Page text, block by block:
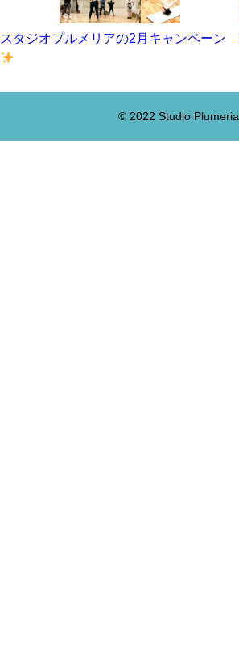
スタジオプルメリアの2月キャンペーン
© 2022 Studio Plumeria.